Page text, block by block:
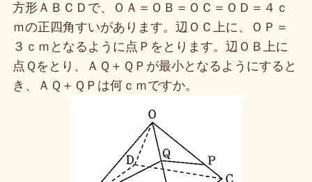
方形ＡＢＣＤで、ＯＡ＝ＯＢ＝ＯＣ＝ＯＤ＝４ｃ
ｍの正四角すいがあります。辺ＯＣ上に、ＯＰ＝
３ｃｍとなるように点Ｐをとります。辺ＯＢ上に
点Ｑをとり、ＡＱ＋ＱＰが最小となるようにすると
き、ＡＱ＋ＱＰは何ｃｍですか。